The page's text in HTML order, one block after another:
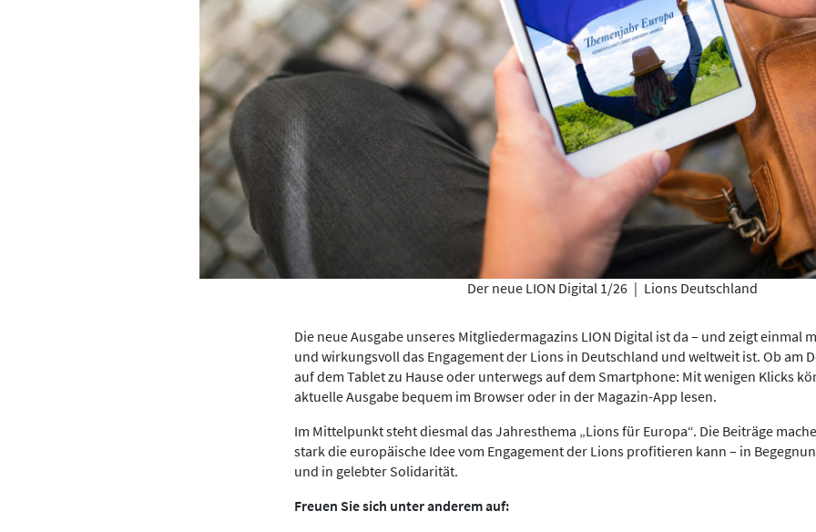
Der neue LION Digital 1/26 | Lions Deutschland
Die neue Ausgabe unseres Mitgliedermagazins LION Digital ist da – und zeigt einmal
und wirkungsvoll das Engagement der Lions in Deutschland und weltweit ist. Ob am
auf dem Tablet zu Hause oder unterwegs auf dem Smartphone: Mit wenigen Klicks
aktuelle Ausgabe bequem im Browser oder in der Magazin-App lesen.
Im Mittelpunkt steht diesmal das Jahresthema „Lions für Europa“. Die Beiträge
stark die europäische Idee vom Engagement der Lions profitieren kann – in
und in gelebter Solidarität.
Freuen Sie sich unter anderem auf: